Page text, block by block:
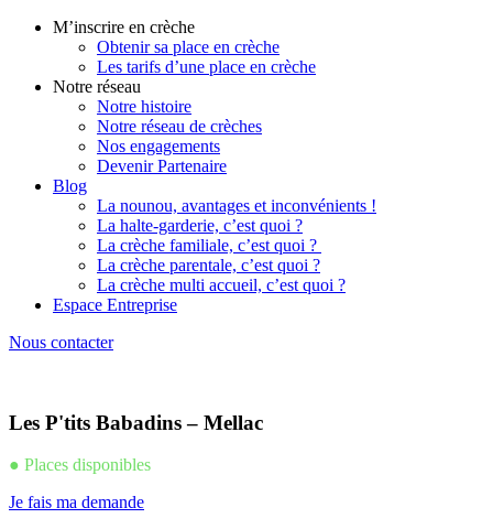
M’inscrire en crèche
Obtenir sa place en crèche
Les tarifs d’une place en crèche
Notre réseau
Notre histoire
Notre réseau de crèches
Nos engagements
Devenir Partenaire
Blog
La nounou, avantages et inconvénients !
La halte-garderie, c’est quoi ?
La crèche familiale, c’est quoi ?
La crèche parentale, c’est quoi ?
La crèche multi accueil, c’est quoi ?
Espace Entreprise
Nous contacter
Les P'tits Babadins – Mellac
● Places disponibles
Je fais ma demande